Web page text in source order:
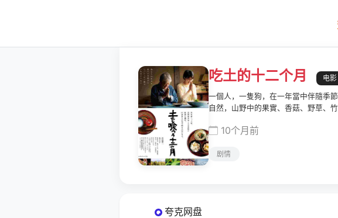
吃土的十二个月 电影
一個人，一隻狗，在一年當中伴隨季
自然，山野中的果實、香菇、野草、
物，就像是懷抱一股珍惜活在此刻瞬
10个月前
剧情
夸克网盘